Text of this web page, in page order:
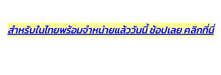
สำหรับในไทยพร้อมจำหน่ายแล้ววันนี้ ช้อปเลย คลิกที่นี่